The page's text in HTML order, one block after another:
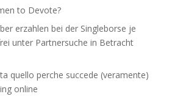
to Devote?
erzahlen bei der Singleborse je
unter Partnersuche in Betracht
quello perche succede (veramente)
online